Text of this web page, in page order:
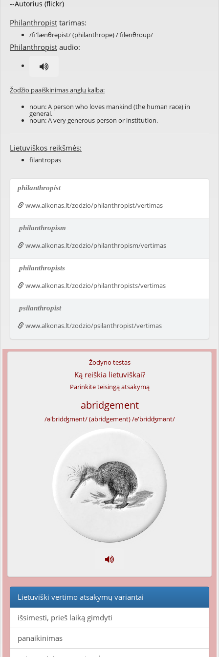
--Autorius (flickr)
Philanthropist tarimas:
/fi'lænθrəpist/ (philanthrope) /'filənθroup/
Philanthropist audio:
Žodžio paaiškinimas anglų kalba:
noun: A person who loves mankind (the human race) in
general.
noun: Averygenerous person or institution.
Lietuviškos reikšmės:
filantropas
philanthropist
www.alkonas.lt/zodzio/philanthropist/vertimas
philanthropism
www.alkonas.lt/zodzio/philanthropism/vertimas
philanthropists
www.alkonas.lt/zodzio/philanthropists/vertimas
psilanthropist
www.alkonas.lt/zodzio/psilanthropist/vertimas
Žodyno testas
Ką reiškia lietuviškai?
Parinkite teisingą atsakymą
abridgement
/ə'bridʤmənt/ (abridgement) /ə'bridʤmənt/
Lietuviški vertimo atsakymų variantai
išsimesti, prieš laiką gimdyti
panaikinimas